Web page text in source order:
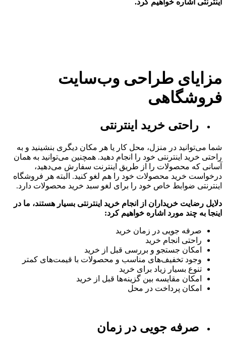
مزایای طراحی وب‌سایت
فروشگاهی
راحتی خرید اینترنتی
شما می‌توانید در منزل، محل کار یا هر مکان دیگری بنشینید و به
راحتی خرید اینترنتی خود را انجام دهید. همچنین می‌توانید به همان
آسانی که محصولات را از طریق اینترنت سفارش می‌دهید،
درخواست خرید محصولات خود را هم لغو کنید. البته هر فروشگاه
اینترنتی ضوابط خاص خود را برای لغو سبد خرید محصولات دارد.
دلایل رضایت خریداران از انجام خرید اینترنتی بسیار هستند، ما در
اینجا به چند مورد اشاره خواهیم کرد:
صرفه جویی در زمان خرید
راحتی انجام خرید
امکان جستجو و بررسی قبل از خرید
وجود تخفیف‌های مناسب و محصولات با قیمت‌های کمتر
تنوع بسیار زیاد برای خرید
امکان مقایسه بین گزینه‌ها قبل از خرید
امکان پرداخت در محل
صرفه جویی در زمان